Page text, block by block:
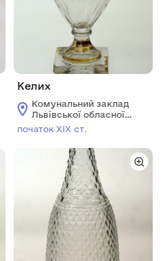
Келих
Комунальний заклад
Львівської обласної
ради "Львівський
початок ХІХ ст.